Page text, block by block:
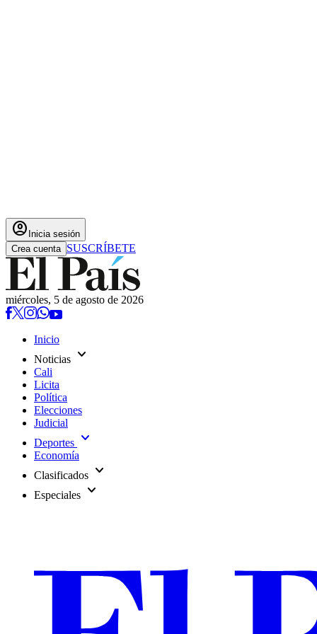
account_circle Inicia sesión
Crea cuenta SUSCRÍBETE
miércoles, 5 de agosto de 2026
Inicio
Noticias expand_more
Cali
Licita
Política
Elecciones
Judicial
Deportes expand_more
Economía
Clasificados expand_more
Especiales expand_more